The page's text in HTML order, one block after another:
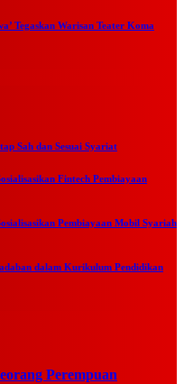
Tegaskan Warisan Teater Koma
Sah dan Sesuai Syariat
Fintech Pembiayaan
Pembiayaan Mobil Syariah
dalam Kurikulum Pendidikan
Perempuan